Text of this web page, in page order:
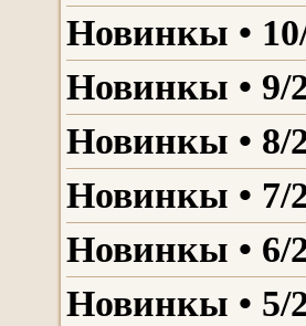
Новинкы •
Новинкы • 9/
Новинкы • 8/
Новинкы • 7/
Новинкы • 6/
Новинкы • 5/